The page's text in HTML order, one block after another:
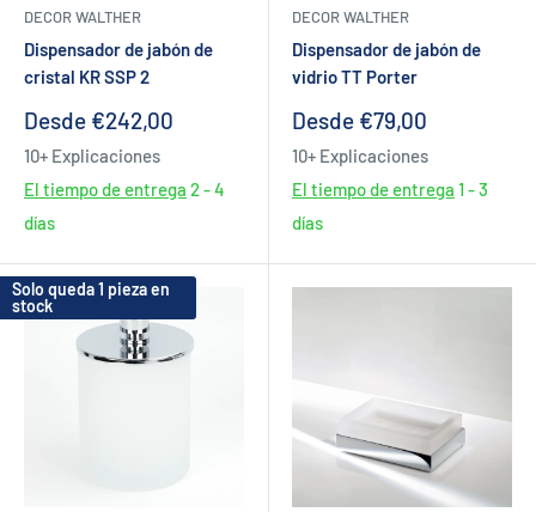
DECOR WALTHER
Dispensador de jabón de
cristal KR SSP 2
Precio
venta
Desde €242,00
10+ Explicaciones
El tiempo de entrega 2 - 4
días
DECOR WALTHER
Dispensador de jabón de
vidrio TT Porter
Precio
venta
Desde €79,00
10+ Explicaciones
El tiempo de entrega 1 - 3
días
Solo queda 1 pieza en
stock